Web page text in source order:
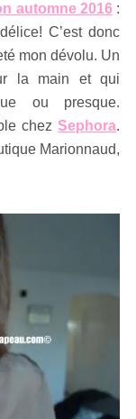
automne 2016:
C’est donc
mon dévolu. Un
la main et qui
ou presque.
chez Sephora.
Marionnaud,